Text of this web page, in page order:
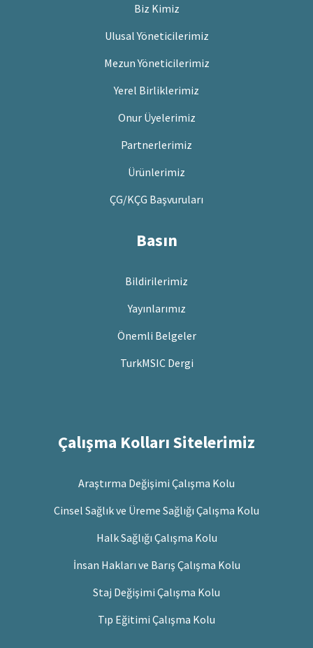
Biz Kimiz
Ulusal Yöneticilerimiz
Mezun Yöneticilerimiz
Yerel Birliklerimiz
Onur Üyelerimiz
Partnerlerimiz
Ürünlerimiz
ÇG/KÇG Başvuruları
Basın
Bildirilerimiz
Yayınlarımız
Önemli Belgeler
TurkMSIC Dergi
Çalışma Kolları Sitelerimiz
Araştırma Değişimi Çalışma Kolu
Cinsel Sağlık ve Üreme Sağlığı Çalışma Kolu
Halk Sağlığı Çalışma Kolu
İnsan Hakları ve Barış Çalışma Kolu
Staj Değişimi Çalışma Kolu
Tıp Eğitimi Çalışma Kolu